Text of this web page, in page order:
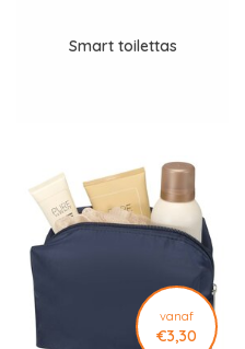
op gerecyclede
Met iedere
de beschikbare
PET-flessen van 500 ml
toilettas. Dit maakt het
die bewust kiezen voor
van ieder verkocht
een organisatie die
Smart toilettas
vanaf
€3,30